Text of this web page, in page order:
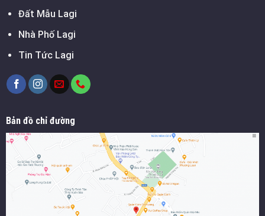
Đất Mẫu Lagi
Nhà Phố Lagi
Tin Tức Lagi
Bản đồ chỉ đường